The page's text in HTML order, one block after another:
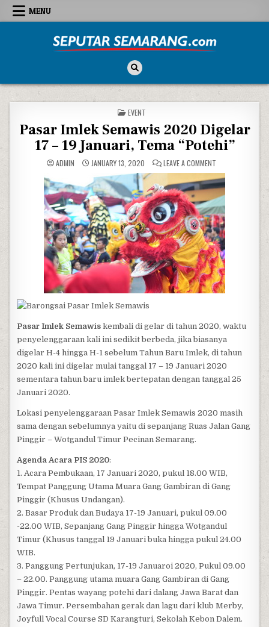
Skip to content
MENU
POSTED IN
EVENT
Pasar Imlek Semawis 2020 Digelar
17 – 19 Januari, Tema “Potehi”
ADMIN JANUARY 13, 2020 LEAVE A COMMENT
Pasar Imlek Semawis kembali di gelar di tahun 2020, waktu
penyelenggaraan kali ini sedikit berbeda, jika biasanya
digelar H-4 hingga H-1 sebelum Tahun Baru Imlek, di tahun
2020 kali ini digelar mulai tanggal 17 – 19 Januari 2020
sementara tahun baru imlek bertepatan dengan tanggal 25
Januari 2020.
Lokasi penyelenggaraan Pasar Imlek Semawis 2020 masih
sama dengan sebelumnya yaitu di sepanjang Ruas Jalan Gang
Pinggir – Wotgandul Timur Pecinan Semarang.
Agenda Acara PIS 2020:
1. Acara Pembukaan, 17 Januari 2020, pukul 18.00 WIB,
Tempat Panggung Utama Muara Gang Gambiran di Gang
Pinggir (Khusus Undangan).
2. Basar Produk dan Budaya 17-19 Januari, pukul 09.00
-22.00 WIB, Sepanjang Gang Pinggir hingga Wotgandul
Timur (Khusus tanggal 19 Januari buka hingga pukul 24.00
WIB.
3. Panggung Pertunjukan, 17-19 Januaroi 2020, Pukul 09.00
– 22.00. Panggung utama muara Gang Gambiran di Gang
Pinggir. Pentas wayang potehi dari dalang Jawa Barat dan
Jawa Timur. Persembahan gerak dan lagu dari klub Merby,
Joyfull Vocal Course SD Karangturi, Sekolah Kebon Dalem.